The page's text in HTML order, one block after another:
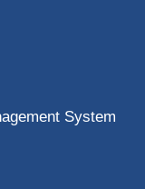
System